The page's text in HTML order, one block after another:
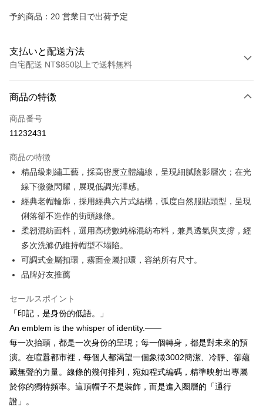
予約商品：20 営業日で出荷予定
支払いと配送方法
自宅配送 NT$850以上で送料無料
クレジットカード1回払い
Easy Wallet
配送方法
宅配
配送毎にNT$60、NT$850以上で送料無料
商品の特徴
商品番号
11232431
商品の特徴
精品級刺繡工藝，採高密度立體繡線，呈現細膩陰影層次；在光
線下微微閃耀，展現低調光澤感。
經典老帽輪廓，採用經典六片式結構，弧度自然服貼頭型，呈現
俐落卻不造作的街頭線條。
柔韌混紡面料，選用高磅數純棉混紡布料，兼具透氣與支撐，經
多次洗滌仍維持帽型不塌陷。
可調式金屬扣環，霧面金屬扣環，容納所有尺寸。
品牌好友推薦
セールスポイント
「印記，是身份的低語。」
An emblem is the whisper of identity.——
每一次抬頭，都是一次身份的呈現；每一個轉身，都是對未來的預
演。在喧囂都市裡，每個人都渴望一個象徵3002簡潔、冷靜、卻蘊
藏無聲的力量。線條的幾何排列，宛如程式編碼，精準映射出專屬
於你的獨特頻率。這頂帽子不是裝飾，而是進入圈層的「通行
證」。